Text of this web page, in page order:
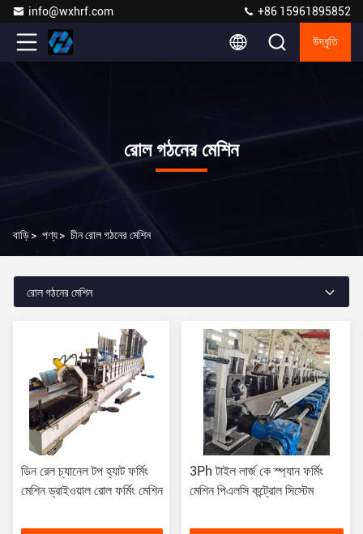
info@wxhrf.com +86 15961895852
উদ্ধৃতি
রোল গঠনের মেশিন
বাড়ি> পণ্য> চীন রোল গঠনের মেশিন
রোল গঠনের মেশিন
ডিন রেল চ্যানেল টপ হ্যাট ফর্মিং
মেশিন ড্রাইওয়াল রোল ফর্মিং মেশিন
3Ph টাইল লার্জ কে স্প্যান ফর্মিং
মেশিন পিএলসি কন্ট্রোল সিস্টেম